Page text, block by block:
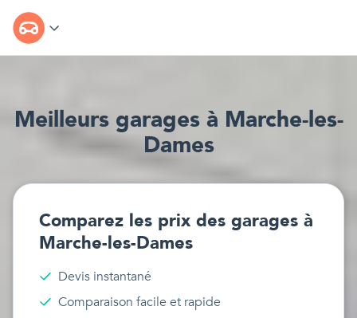
Meilleurs garagesà Marche-les-
Dames
Comparez les prix des garages à
Marche-les-Dames
Devis instantané
Comparaison facile et rapide